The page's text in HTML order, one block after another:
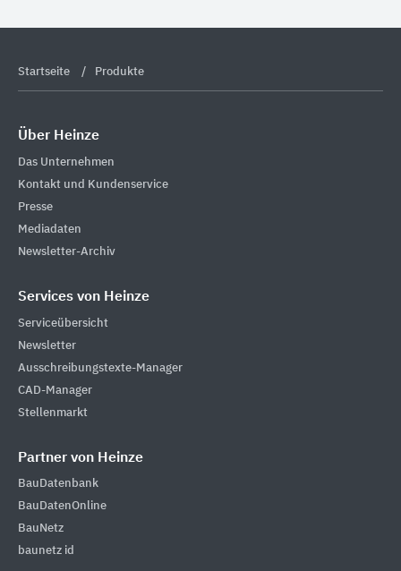
Startseite Produkte
Über Heinze
Das Unternehmen
Kontakt und Kundenservice
Presse
Mediadaten
Newsletter-Archiv
Services von Heinze
Serviceübersicht
Newsletter
Ausschreibungstexte-Manager
CAD-Manager
Stellenmarkt
Partner von Heinze
BauDatenbank
BauDatenOnline
BauNetz
baunetz id